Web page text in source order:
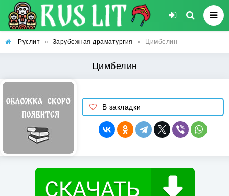
Руслит » Зарубежная драматургия » Цимбелин
Цимбелин
В закладки